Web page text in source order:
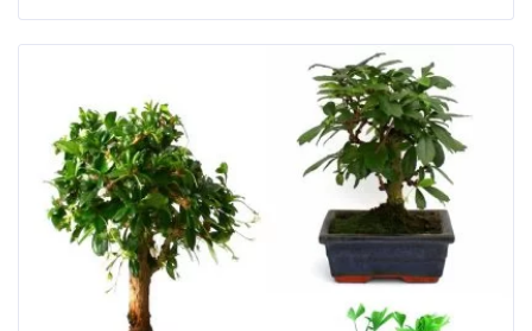
несколько
вариаций.
Опции
можно
выбрать
на
странице
товара.